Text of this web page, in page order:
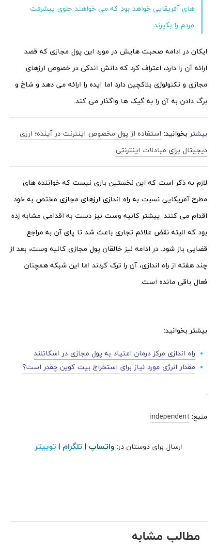
های آفریقایی خواهد بود که می خواهند جلوی پیشرفت
مردم را بگیرند.
ایکان در ادامه صحبت هایش در مورد این پول مجازی که قصد
ارائه آن را دارد، اعتراف کرد که دانش اندکی در خصوص ارزهای
مجازی و تکنولوژی بلاکچین دارد اما ایده را ارائه می دهد و شاخ و
برگ دادن به آن را به گیک ها واگذار می کند.
بیشتر بخوانید: استفاده از پول مخصوص اینترنت در آینده؛ ارزی
دیجیتال برای مبادلات اینترنتی
لازم به ذکر است که این نخستین باری نیست که خواننده های
مطرح آمریکایی نسبت به راه اندازی ارزهای مجازی مختص به خود
اقدام می کنند. پیشتر کانیه وست نیز دست به اقدامی مشابه زده
بود که البته نقض علائم تجاری باعث شد تا پای آن به مراجع
قضایی باز شود. در ادامه نیز خالقان پول مجازی کانیه وست، بعد از
چند هفته از راه اندازی، آن را ترک کردند اما این شبکه همچنان
فعال باقی مانده است.
بیشتر بخوانید:
راه اندازی مرکز درمان اعتیاد به پول مجازی در اسکاتلند
مقدار انرژی مورد نیاز برای استخراج بیت کوین چقدر است؟
.
منبع: independent
ارسال برای دوستان در: واتساپ | تلگرام | توییتر
مطالب مشابه